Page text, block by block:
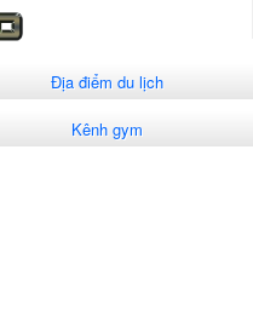
Địa điểm du lịch
Kênh gym